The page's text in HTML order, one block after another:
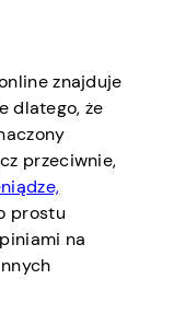
znajduje
dlatego, że
przeciwnie,
prostu
na